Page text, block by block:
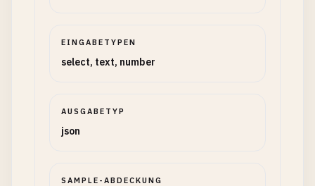
EINGABETYPEN
select, text, number
AUSGABETYP
json
SAMPLE-ABDECKUNG